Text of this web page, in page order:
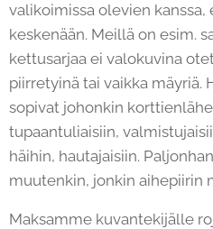
valikoimissa olevien kanssa,
keskenään. Meillä on esim.
kettusarjaa ei valokuvina
piirretyinä tai vaikka mäyriä.
sopivat johonkin
tupaantuliaisiin,
häihin, hautajaisiin.
muutenkin, jonkin aihepiirin
Maksamme kuvantekijälle